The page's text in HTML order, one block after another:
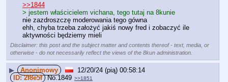
>>1844
> jestem właścicielem vichana, tego tutaj na 8kunie
nie zazdroszczę moderowania tego gówna
ehh, chyba trzeba założyć jakiś nowy fred i zobaczyć ile
aktywności będziemy mieli
Disclaimer: this post and the subject matter and contents thereof - text, media, or
otherwise - do not necessarily reflect the views of the 8kun administration.
▶ Anonimowy
12/20/24 (pią) 00:58:14
2f8e5f
No.1849 >>1851